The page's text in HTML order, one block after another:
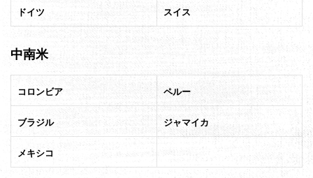
ドイツ スイス
中南米
コロンビア ペルー
ブラジル ジャマイカ
メキシコ